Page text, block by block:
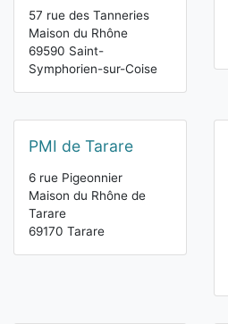
57 rue des Tanneries
Maison du Rhône
69590 Saint-
Symphorien-sur-Coise
PMI de Tarare
6 rue Pigeonnier
Maison du Rhône de
Tarare
69170 Tarare